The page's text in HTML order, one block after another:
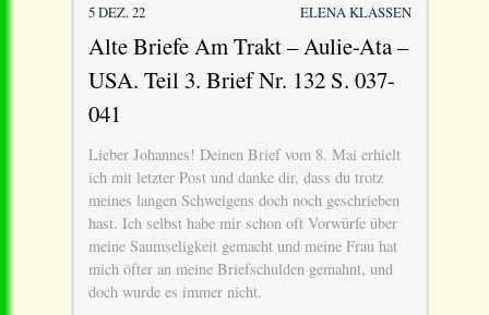
5 DEZ. 22 ELENA KLASSEN
Alte Briefe Am Trakt – Aulie-Ata –
USA. Teil 3. Brief Nr. 132 S. 037-
041
Lieber Johannes! Deinen Brief vom 8. Mai erhielt
ich mit letzter Post und danke dir, dass du trotz
meines langen Schweigens doch noch geschrieben
hast. Ich selbst habe mir schon oft Vorwürfe über
meine Saumseligkeit gemacht und meine Frau hat
mich öfter an meine Briefschulden gemahnt, und
doch wurde es immer nicht.